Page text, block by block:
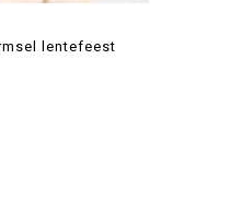
lentefeest